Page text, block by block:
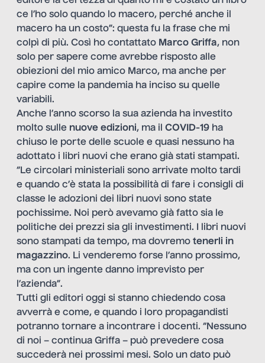
ce l’ho solo quando lo macero, perché anche il
macero ha un costo”: questa fu la frase che mi
colpì di più. Così ho contattato Marco Griffa, non
solo per sapere come avrebbe risposto alle
obiezioni del mio amico Marco, ma anche per
capire come la pandemia ha inciso su quelle
variabili.
Anche l’anno scorso la sua azienda ha investito
molto sulle nuove edizioni, ma il COVID-19 ha
chiuso le porte delle scuole e quasi nessuno ha
adottato i libri nuovi che erano già stati stampati.
“Le circolari ministeriali sono arrivate molto tardi
e quando c’è stata la possibilità di fare i consigli di
classe le adozioni dei libri nuovi sono state
pochissime. Noi però avevamo già fatto sia le
politiche dei prezzi sia gli investimenti. I libri nuovi
sono stampati da tempo, ma dovremo tenerli in
magazzino. Li venderemo forse l’anno prossimo,
ma con un ingente danno imprevisto per
l’azienda”.
Tutti gli editori oggi si stanno chiedendo cosa
avverrà e come, e quando i loro propagandisti
potranno tornare a incontrare i docenti. “Nessuno
di noi – continua Griffa – può prevedere cosa
succederà nei prossimi mesi. Solo un dato può